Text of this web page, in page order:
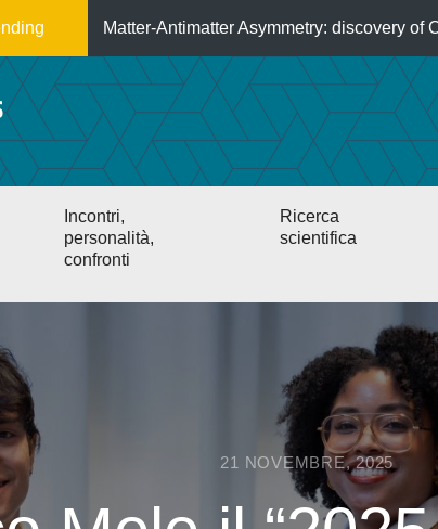
Matter-Antimatter Asymmetry: discovery of
Incontri,
personalità,
confronti
Ricerca
scientifica
21 NOVEMBRE, 2025